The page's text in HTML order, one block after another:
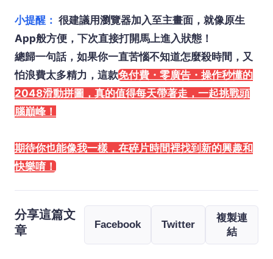
小提醒： 很建議用瀏覽器加入至主畫面，就像原生
App般方便，下次直接打開馬上進入狀態！
總歸一句話，如果你一直苦惱不知道怎麼殺時間，又
怕浪費太多精力，這款免付費・零廣告・操作秒懂的
2048滑動拼圖，真的值得每天帶著走，一起挑戰頭
腦巔峰！
期待你也能像我一樣，在碎片時間裡找到新的興趣和
快樂唷！
分享這篇文
章
Facebook Twitter
複製連
結